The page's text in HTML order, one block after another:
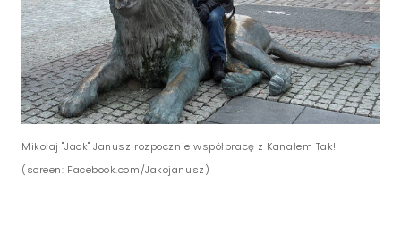
Mikołaj "Jaok" Janusz rozpocznie współpracę z Kanałem Tak!
(screen: Facebook.com/Jakojanusz)